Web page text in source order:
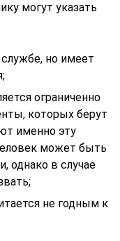
могут указать
но имеет
ограниченно
которых берут
именно эту
может быть
однако в случае
не годным к